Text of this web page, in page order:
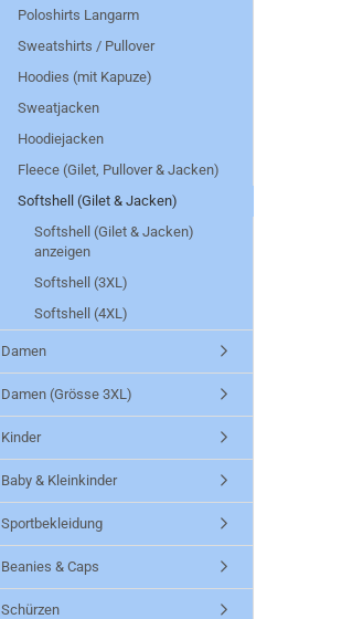
Poloshirts Langarm
Sweatshirts / Pullover
Hoodies (mit Kapuze)
Sweatjacken
Hoodiejacken
Fleece (Gilet, Pullover & Jacken)
Softshell (Gilet & Jacken)
Softshell (Gilet & Jacken)
anzeigen
Softshell (3XL)
Softshell (4XL)
Damen
Damen (Grösse 3XL)
Kinder
Baby & Kleinkinder
Sportbekleidung
Beanies & Caps
Schürzen